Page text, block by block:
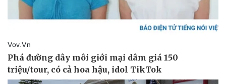
Pháp luật
Tin nóng
Tư vấn luật
Quân sự - Quốc phòng
Phân tích